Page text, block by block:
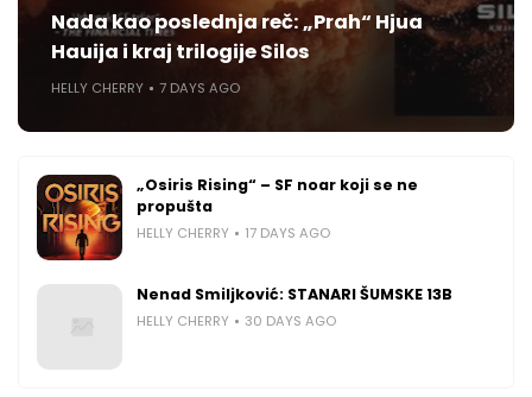
Nada kao poslednja reč: „Prah“ Hjua
Hauija i kraj trilogije Silos
HELLY CHERRY 7 DAYS AGO
„Osiris Rising“ – SF noar koji se ne
propušta
HELLY CHERRY 17 DAYS AGO
Nenad Smiljković: STANARI ŠUMSKE 13B
HELLY CHERRY 30 DAYS AGO